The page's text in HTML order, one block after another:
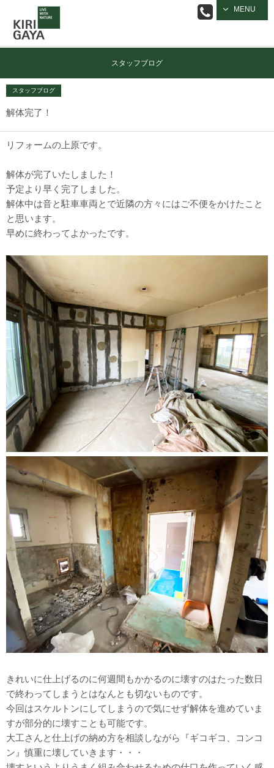
MENU
逗子の工務店
｜キリガヤ
スタッフブログ
スタッフブログ
解体完了！
リフォームの上原です。
解体が完了いたしました！
予定より早く完了しました。
解体中は音と駐車車両とで近隣の方々にはご不便をかけたこと
と思います。
早めに終わってよかったです。
きれいに仕上げるのに何週間もかかるのに壊すのはたった数日
で終わってしまうとはなんとも切ないものです。
今回はスケルトンにしてしまうので気にせず解体を進めていま
すが部分的に壊すことも可能です。
大工さんと仕上げの納め方を相談しながら『ギコギコ、コンコ
ン』慎重に壊していきます・・・